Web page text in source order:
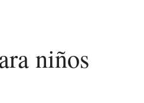
niños